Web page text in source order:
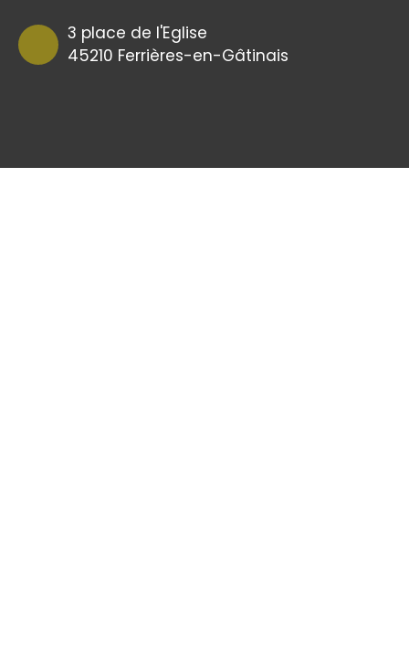
3 place de l'Eglise
45210 Ferrières-en-Gâtinais